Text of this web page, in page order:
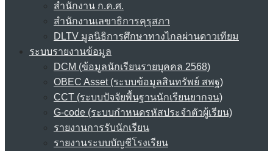
สำนักงาน ก.ค.ศ.
สำนักงานเลขาธิการคุรุสภา
DLTV มูลนิธิการศึกษาทางไกลผ่านดาวเทียม
ระบบรายงานข้อมูล
DCM (ข้อมูลนักเรียนรายบุคคล 2568)
OBEC Asset (ระบบข้อมูลสินทรัพย์ สพฐ)
CCT (ระบบปัจจัยพื้นฐานนักเรียนยากจน)
G-code (ระบบกำหนดรหัสประจำตัวผู้เรียน)
รายงานการรับนักเรียน
รายงานระบบบัญชีโรงเรียน